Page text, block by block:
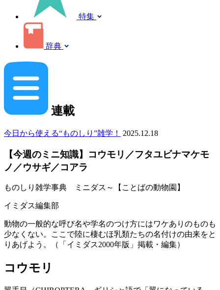
特集
辞典
連載
今日から使える“ものしり”雑学！ 2025.12.18
【今週のミニ知識】コウモリ／フタユビナマケモ
ノ／ウサギ／コアラ
ものしり雑学事典 ミニダス～【ことばの動物園】
イミダス編集部
動物の一般的な呼び名や学名のつけ方にはワケありのものも
少なくない。ここで陸に棲むほ乳類たちの名付けの由来をと
りあげよう。（「イミダス2000年版」掲載・編集）
コウモリ